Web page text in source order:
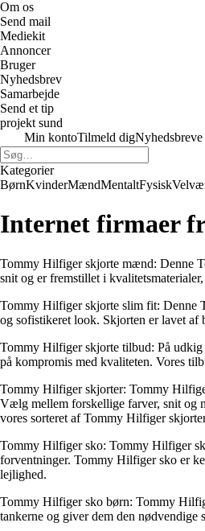
Om os
Send mail
Mediekit
Annoncer
Bruger
Nyhedsbrev
Samarbejde
Send et tip
projekt sund
Min kontoTilmeld digNyhedsbreve
Kategorier
BørnKvinderMændMentaltFysisk
Internet firmaer
Tommy Hilfiger skjorte mænd: Denne
snit og er fremstillet i
Tommy Hilfiger skjorte slim fit: Denne
og sofistikeret look. Skjorten er lavet af
Tommy Hilfiger skjorte tilbud: På udkig
på kompromis med kvaliteten. Vores
Tommy Hilfiger skjorter: Tommy
Vælg mellem forskellige farver, snit og
vores sorteret af Tommy Hilfiger
Tommy Hilfiger sko: Tommy Hilfiger
forventninger. Tommy Hilfiger sko er
lejlighed.
Tommy Hilfiger sko børn: Tommy
tankerne og giver dem den